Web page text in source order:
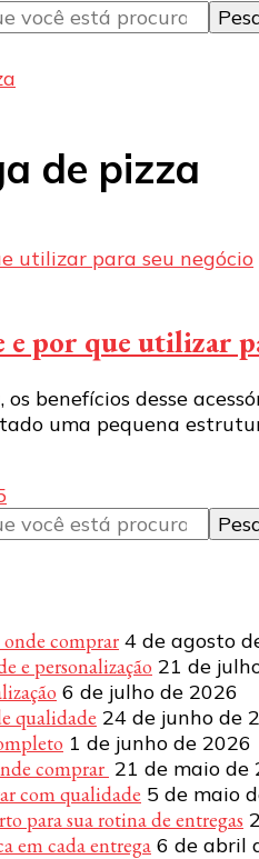
de pizza
e por que utilizar
benefícios desse
uma pequena
comprar 4 de agosto
e personalização 21 de
6 de julho de 2026
qualidade 24 de junho de
1 de junho de 2026
comprar 21 de maio de
com qualidade 5 de maio
para sua rotina de entregas
em cada entrega 6 de abril